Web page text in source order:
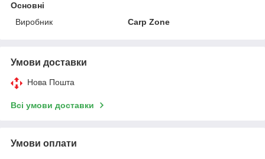
Основні
Виробник
Carp Zone
Умови доставки
Нова Пошта
Всі умови доставки
Умови оплати